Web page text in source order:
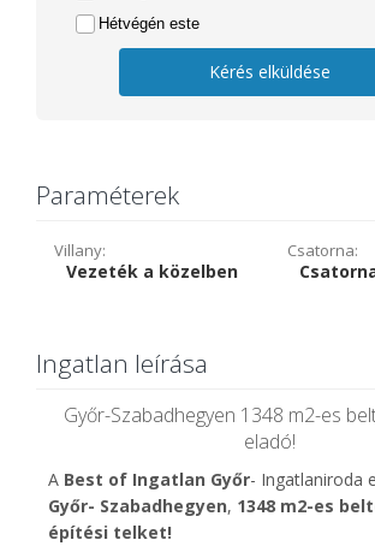
Hétvégén este
Kérés elküldése
Paraméterek
Villany:
Vezeték a közelben
Csatorna:
Ingatlan leírása
Győr-Szabadhegyen 1348 m2-es
eladó!
A Best of Ingatlan Győr- Ingatlaniroda
Győr- Szabadhegyen, 1348 m2-es
építési telket!